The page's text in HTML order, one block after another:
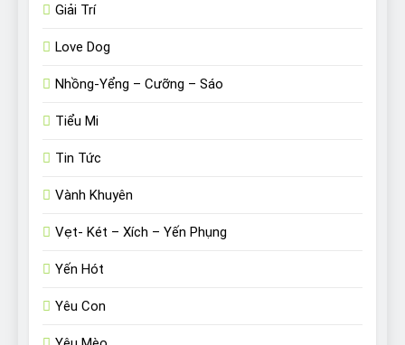
Giải Trí
Love Dog
Nhồng-Yểng – Cưỡng – Sáo
Tiểu Mi
Tin Tức
Vành Khuyên
Vẹt- Két – Xích – Yến Phụng
Yến Hót
Yêu Con